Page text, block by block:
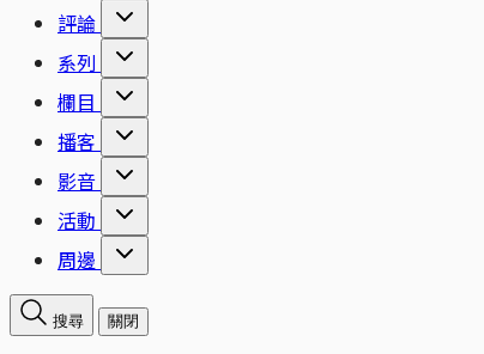
評論
系列
欄目
播客
影音
活動
周邊
搜尋 關閉